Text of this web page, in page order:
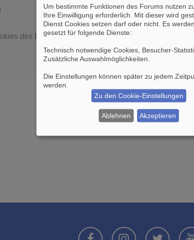
des Boards löschen möchten?
Um bestimmte Funktionen des Forums nutzen
Ihre Einwilligung erforderlich. Mit dieser wird
Dienst Cookies setzen darf oder nicht. Es
gesetzt für folgende Dienste:
Technisch notwendige Cookies, Besucher-
Zusätzliche Auswahlmöglichkeiten
Die Einstellungen können später zu jedem
werden.
Zu den Cookie-Einstellungen
Ablehnen Akzeptieren